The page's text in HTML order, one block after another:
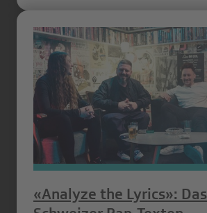
«Analyze the Lyrics»: